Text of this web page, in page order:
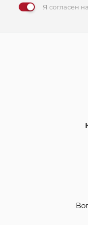
Я согласен на